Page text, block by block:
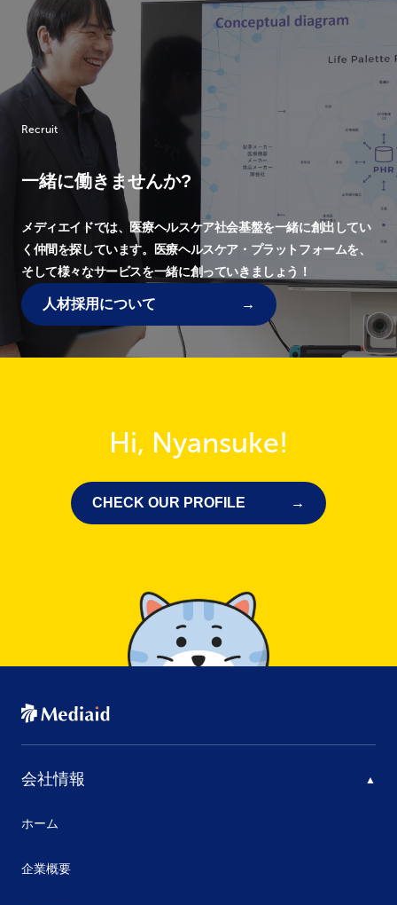
Recruit
一緒に働きませんか?
メディエイドでは、医療ヘルスケア社会基盤を一緒に創出してい
く仲間を探しています。
医療ヘルスケア・プラットフォームを、
そして様々なサービスを一緒に創っていきましょう！
人材採用について
Hi, Nyansuke!
CHECK OUR PROFILE
会社情報
ホーム
企業概要